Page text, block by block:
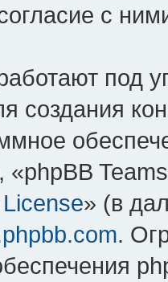
с
под
создания
«phpBB
» (в
.